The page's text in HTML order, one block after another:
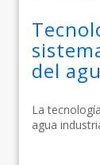
del
La
agua